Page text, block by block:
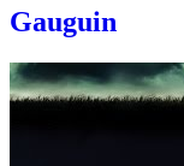
Gauguin